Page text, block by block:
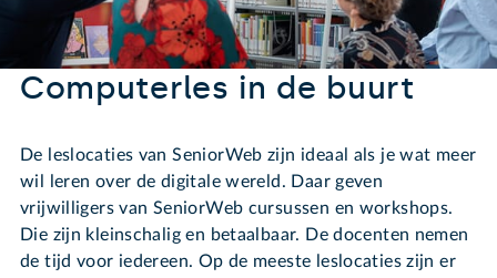
Computerles in de buurt
De leslocaties van SeniorWeb zijn ideaal als je wat meer
wil leren over de digitale wereld. Daar geven
vrijwilligers van SeniorWeb cursussen en workshops.
Die zijn kleinschalig en betaalbaar. De docenten nemen
de tijd voor iedereen. Op de meeste leslocaties zijn er